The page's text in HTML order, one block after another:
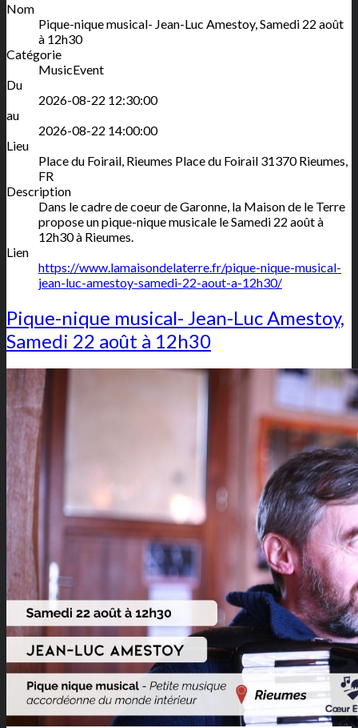
Nom
Pique-nique musical- Jean-Luc Amestoy, Samedi 22 août
à 12h30
Catégorie
MusicEvent
Du
2026-08-22 12:30:00
au
2026-08-22 14:00:00
Lieu
Place du Foirail, Rieumes Place du Foirail 31370 Rieumes,
FR
Description
Dans le cadre de coeur de Garonne, la Maison de le Terre
propose un pique-nique musicale le Samedi 22 août à
12h30 à Rieumes.
Lien
https://www.lamaisondelaterre.fr/pique-nique-musical-
jean-luc-amestoy-samedi-22-aout-a-12h30/
Pique-nique musical- Jean-Luc Amestoy,
Samedi 22 août à 12h30